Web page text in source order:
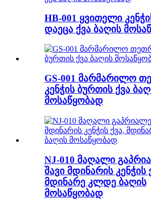
HB-001 ყვითელი
დაეცა ქვა ბაღის
GS-001 მარმარილო
კენჭის ბურთის ქვა
მოსაწყობად
NJ-010 მაღალი
შავი მდინარის კენჭის
მდინარე კლდე ბაღის
მოსაწყობად